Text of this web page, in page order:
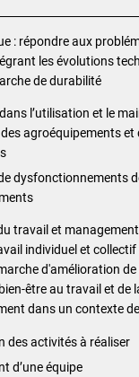
: répondre aux
les évolutions
de durabilité
l’utilisation et le
agroéquipements et
dysfonctionnements
travail et
individuel et
d'amélioration de
être au travail et de
dans un contexte
des activités à réaliser
d’une équipe